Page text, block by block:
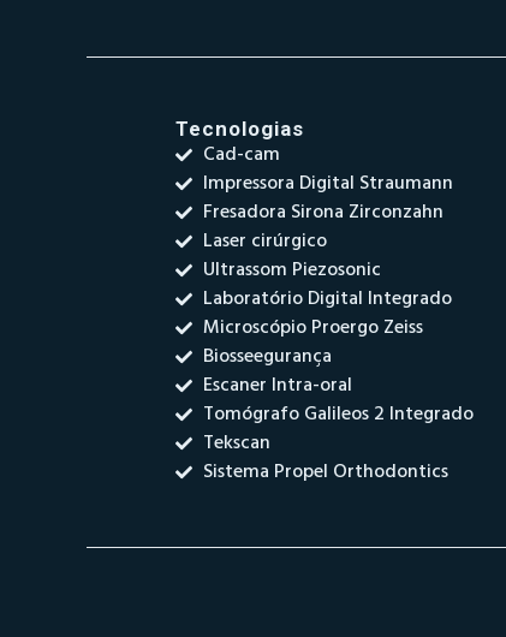
Tecnologias
Cad-cam
Impressora Digital Straumann
Fresadora Sirona Zirconzahn
Laser cirúrgico
Ultrassom Piezosonic
Laboratório Digital Integrado
Microscópio Proergo Zeiss
Biosseegurança
Escaner Intra-oral
Tomógrafo Galileos 2 Integrado
Tekscan
Sistema Propel Orthodontics